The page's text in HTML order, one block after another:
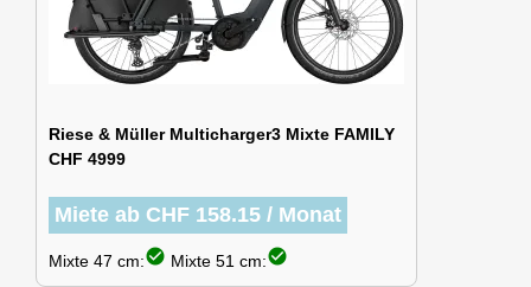
Riese & Müller Multicharger3 Mixte FAMILY
CHF 4999
Miete ab CHF 158.15 / Monat
Mixte 47 cm:check_circle Mixte 51 cm:check_circle